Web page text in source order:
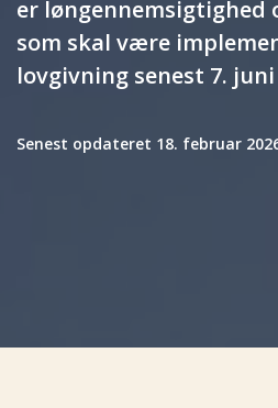
er løngennemsigtighed
som skal være
lovgivning senest 7. juni
Senest opdateret 18. februar